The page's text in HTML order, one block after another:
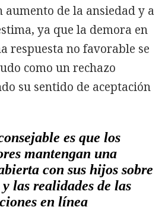
de la ansiedad y a
ya que la demora en
respuesta no favorable se
como un rechazo
su sentido de aceptación
es que los
mantengan una
con sus hijos sobre
las realidades de las
en línea